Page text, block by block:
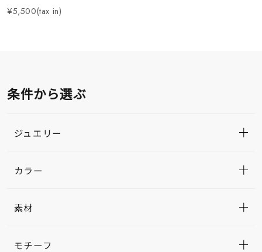
¥5,500(tax in)
条件から選ぶ
ジュエリー
カラー
素材
モチーフ